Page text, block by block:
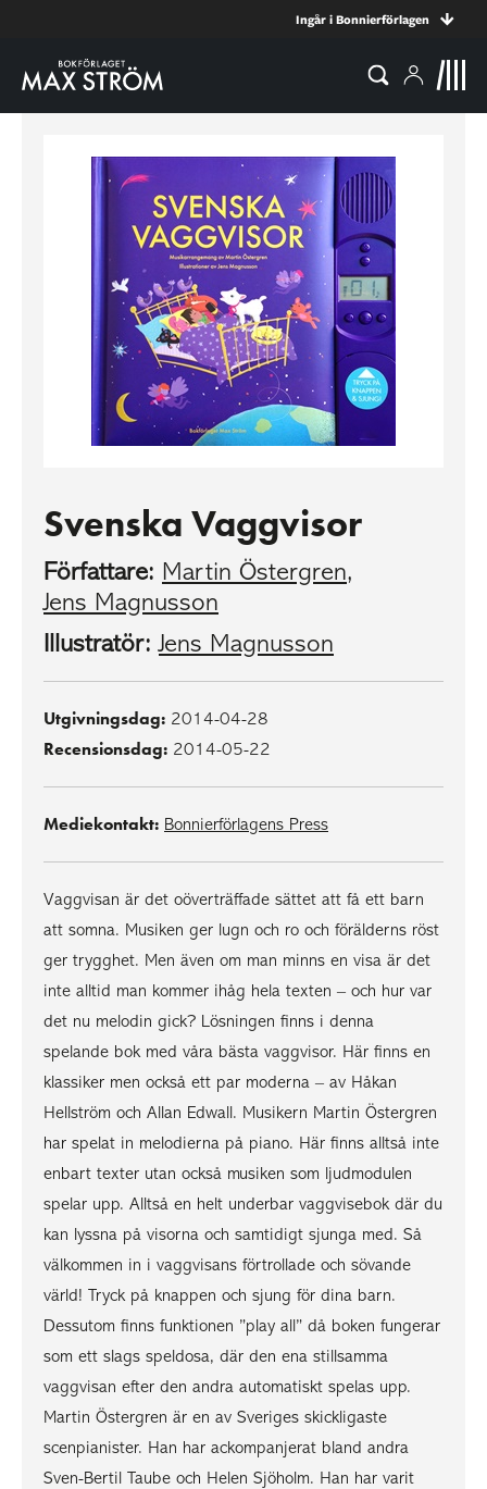
Ingår i Bonnierförlagen
Svenska Vaggvisor
Författare: Martin Östergren,
Jens Magnusson
Illustratör: Jens Magnusson
Utgivningsdag: 2014-04-28
Recensionsdag: 2014-05-22
Mediekontakt: Bonnierförlagens Press
Vaggvisan är det oöverträffade sättet att få ett barn
att somna. Musiken ger lugn och ro och förälderns röst
ger trygghet. Men även om man minns en visa är det
inte alltid man kommer ihåg hela texten – och hur var
det nu melodin gick? Lösningen finns i denna
spelande bok med våra bästa vaggvisor. Här finns en
klassiker men också ett par moderna – av Håkan
Hellström och Allan Edwall. Musikern Martin Östergren
har spelat in melodierna på piano. Här finns alltså inte
enbart texter utan också musiken som ljudmodulen
spelar upp. Alltså en helt underbar vaggvisebok där du
kan lyssna på visorna och samtidigt sjunga med. Så
välkommen in i vaggvisans förtrollade och sövande
värld! Tryck på knappen och sjung för dina barn.
Dessutom finns funktionen ”play all” då boken fungerar
som ett slags speldosa, där den ena stillsamma
vaggvisan efter den andra automatiskt spelas upp.
Martin Östergren är en av Sveriges skickligaste
scenpianister. Han har ackompanjerat bland andra
Sven-Bertil Taube och Helen Sjöholm. Han har varit